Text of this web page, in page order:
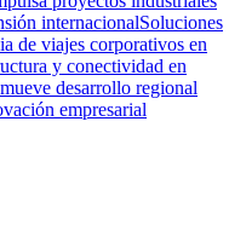
internacionalSoluciones
de viajes corporativos en
y conectividad en
desarrollo regional
empresarial